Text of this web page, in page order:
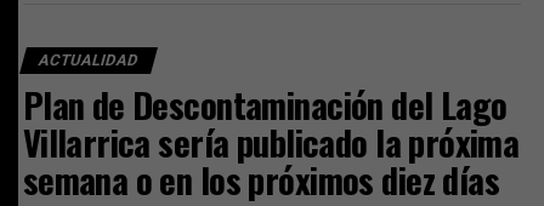
ACTUALIDAD
Plan de Descontaminación del Lago
Villarrica sería publicado la próxima
semana o en los próximos diez días